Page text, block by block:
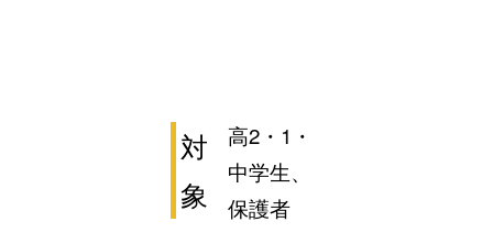
対
象
高2・1・
中学生、
保護者